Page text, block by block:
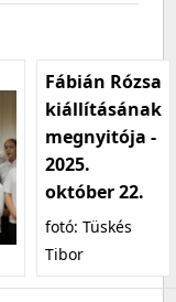
Fábián Rózsa
kiállításának
megnyitója -
2025.
október 22.
fotó: Tüskés
Tibor